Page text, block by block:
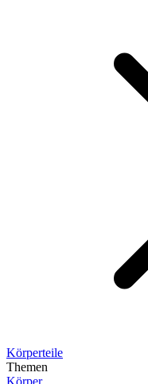
Körperteile
Themen